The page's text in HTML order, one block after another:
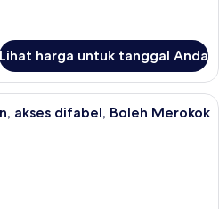
Lihat harga untuk tanggal Anda
Seprai premium, selimut bulu
akses difabel, Boleh Merokok